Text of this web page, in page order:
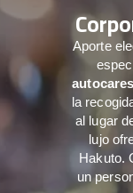
Aporte
la
al lugar
lujo
Hakuto.
un